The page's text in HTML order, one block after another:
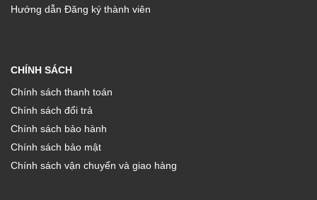
Hướng dẫn Đăng ký thành viên
CHÍNH SÁCH
Chính sách thanh toán
Chính sách đổi trả
Chính sách bảo hành
Chính sách bảo mật
Chính sách vận chuyển và giao hàng